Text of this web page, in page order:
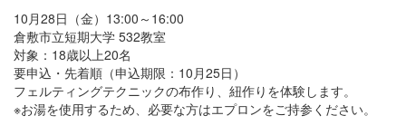
10月28日（金）13:00～16:00
倉敷市立短期大学 532教室
対象：18歳以上20名
要申込・先着順（申込期限：10月25日）
フェルティングテクニックの布作り、紐作りを体験します。
※お湯を使用するため、必要な方はエプロンをご持参ください。